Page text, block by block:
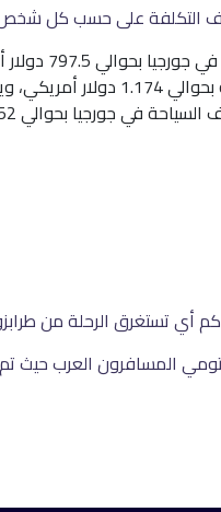
التكلفة على حسب كل
أي ما يعادل 3.000 ريال سعودي.
ريال سعودي.
دولار أمريكي، أي ما يعادل 8.500 ريال سعودي.
المسافرون العرب حيث